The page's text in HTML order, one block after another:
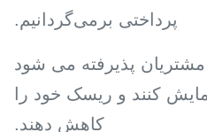
پرداختی برمی‌گردانیم.
پذیرفته می شود
کنند و ریسک خود را
کاهش دهند.